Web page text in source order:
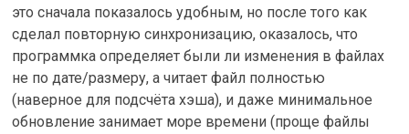
это сначала показалось удобным, но после того как
сделал повторную синхронизацию, оказалось, что
программка определяет были ли изменения в файлах
не по дате/размеру, а читает файл полностью
(наверное для подсчёта хэша), и даже минимальное
обновление занимает море времени (проще файлы